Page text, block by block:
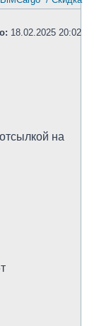
18.02.2025 20:02
на